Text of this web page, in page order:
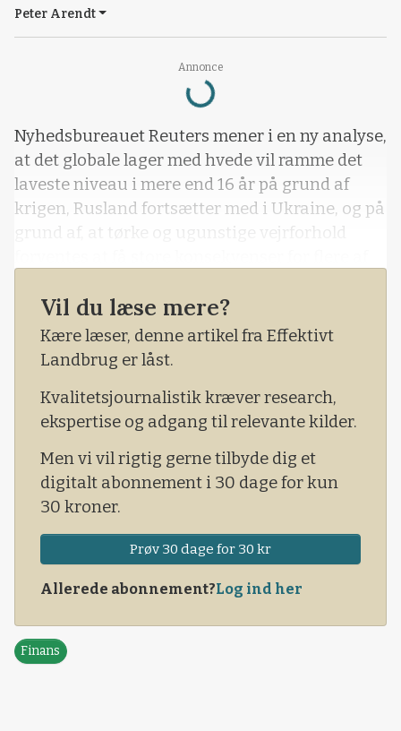
Annonce
Loading...
Peter Arendt
Nyhedsbureauet Reuters mener i en ny analyse,
at det globale lager med hvede vil ramme det
laveste niveau i mere end 16 år på grund af
krigen, Rusland fortsætter med i Ukraine, og på
grund af, at tørke og ugunstige vejrforhold
gør de hvedehandlende i tvivl om, hvor
hvedemarkedet er på vej hen – op eller ned. Det,
vi i det mindste kan konstatere, er, at
Vil du læse mere?
Kære læser, denne artikel fra Effektivt
Landbrug er låst.
Kvalitetsjournalistik kræver research,
ekspertise og adgang til relevante kilder.
Men vi vil rigtig gerne tilbyde dig et
digitalt abonnement i 30 dage for kun
30 kroner.
Prøv 30 dage for 30 kr
Allerede abonnement?Log ind her
Finans